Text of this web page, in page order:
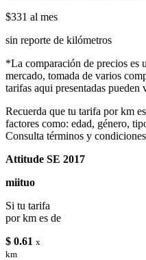
$331 al mes
sin reporte de kilómetros
*La comparación de precios es
mercado, tomada de varios
tarifas aqui presentadas pueden
Recuerda que tu tarifa por km
factores como: edad, género,
Consulta términos y
Attitude SE 2017
miituo
Si tu tarifa
por km es de
$ 0.61 x
km